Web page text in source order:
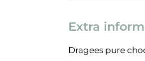
Extra
Dragees pure